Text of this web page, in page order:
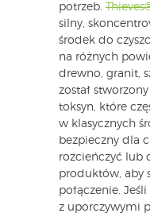
potrzeb.
silny,
środek do
na różnych
drewno, granit,
został
toksyn, które
w klasycznych
bezpieczny dla
rozcieńczyć lub
produktów, aby
połączenie.
z uporczywymi